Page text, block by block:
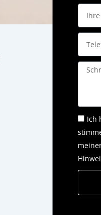
Email
Telefon
Ich